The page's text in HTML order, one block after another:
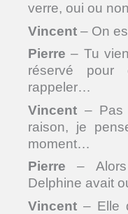
verre, oui ou
Vincent – On
Pierre – Tu
réservé
rappeler…
Vincent – Pas
raison, je
moment…
Pierre –
Delphine avait
Vincent – Elle